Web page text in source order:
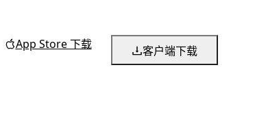
App Store 下载 客户端下载